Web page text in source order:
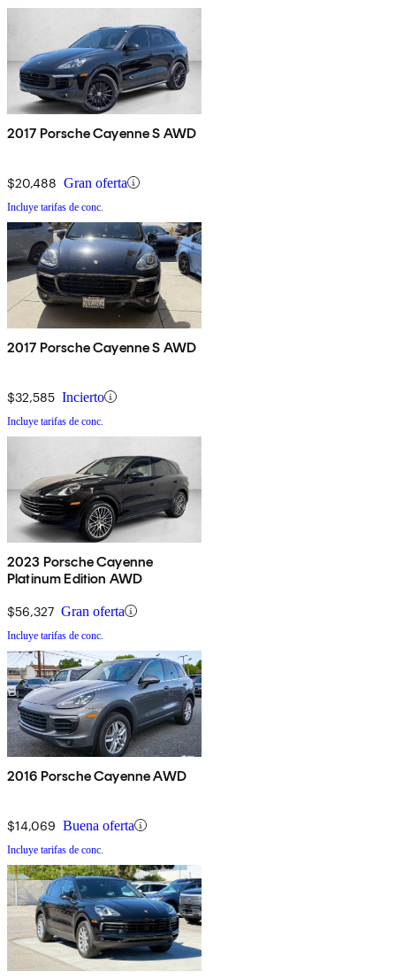
2017 Porsche Cayenne S AWD
$20,488 Gran oferta
Incluye tarifas de conc.
2017 Porsche Cayenne S AWD
$32,585 Incierto
Incluye tarifas de conc.
2023 Porsche Cayenne
Platinum Edition AWD
$56,327 Gran oferta
Incluye tarifas de conc.
2016 Porsche Cayenne AWD
$14,069 Buena oferta
Incluye tarifas de conc.